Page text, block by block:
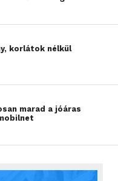
korlátok nélkül
marad a jóáras